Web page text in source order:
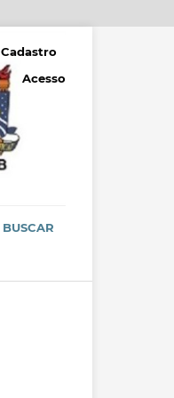
BUSCAR
Cadastro
Acesso